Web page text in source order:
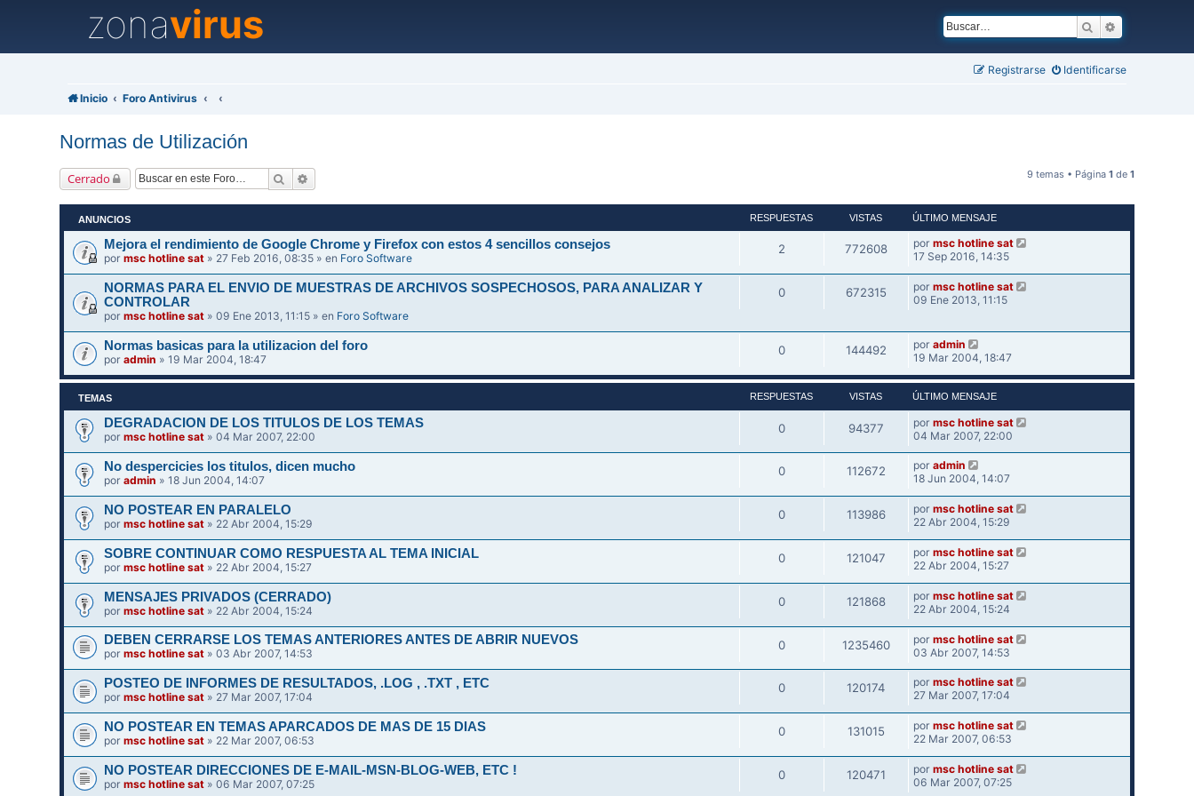
zonavirus Buscar
Identificarse
Registrarse
Inicio Foro Antivirus
Normas de Utilización
Cerrado Buscar 9 temas • Página 1 de 1
ANUNCIOS RESPUESTAS VISTAS ÚLTIMO MENSAJE
Mejora el rendimiento de Google Chrome y Firefox con estos 4 sencillos consejos
pormsc hotline sat » 27 Feb 2016, 08:35 » en Foro Software
2 772608 por msc hotline sat
17 Sep 2016, 14:35
NORMAS PARA EL ENVIO DE MUESTRAS DE ARCHIVOS SOSPECHOSOS, PARA ANALIZAR Y
CONTROLAR
pormsc hotline sat » 09 Ene 2013, 11:15 » en Foro Software
0 672315 por msc hotline sat
09 Ene 2013, 11:15
Normas basicas para la utilizacion del foro
poradmin » 19 Mar 2004, 18:47
0 144492 por admin
19 Mar 2004, 18:47
TEMAS RESPUESTAS VISTAS ÚLTIMO MENSAJE
DEGRADACION DE LOS TITULOS DE LOS TEMAS
pormsc hotline sat » 04 Mar 2007, 22:00
0 94377 por msc hotline sat
04 Mar 2007, 22:00
No despercicies los titulos, dicen mucho
poradmin » 18 Jun 2004, 14:07
0 112672 por admin
18 Jun 2004, 14:07
NO POSTEAR EN PARALELO
pormsc hotline sat » 22 Abr 2004, 15:29
0 113986 por msc hotline sat
22 Abr 2004, 15:29
SOBRE CONTINUAR COMO RESPUESTA AL TEMA INICIAL
pormsc hotline sat » 22 Abr 2004, 15:27
0 121047 por msc hotline sat
22 Abr 2004, 15:27
MENSAJES PRIVADOS (CERRADO)
pormsc hotline sat » 22 Abr 2004, 15:24
0 121868 por msc hotline sat
22 Abr 2004, 15:24
DEBEN CERRARSE LOS TEMAS ANTERIORES ANTES DE ABRIR NUEVOS
pormsc hotline sat » 03 Abr 2007, 14:53
0 1235460 por msc hotline sat
03 Abr 2007, 14:53
POSTEO DE INFORMES DE RESULTADOS, .LOG , .TXT , ETC
pormsc hotline sat » 27 Mar 2007, 17:04
0 120174 por msc hotline sat
27 Mar 2007, 17:04
NO POSTEAR EN TEMAS APARCADOS DE MAS DE 15 DIAS
pormsc hotline sat » 22 Mar 2007, 06:53
0 131015 por msc hotline sat
22 Mar 2007, 06:53
NO POSTEAR DIRECCIONES DE E-MAIL-MSN-BLOG-WEB, ETC !
pormsc hotline sat » 06 Mar 2007, 07:25
0 120471 por msc hotline sat
06 Mar 2007, 07:25